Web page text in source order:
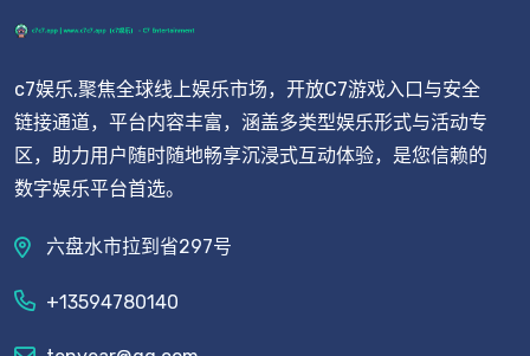
c7娱乐,聚焦全球线上娱乐市场，开放C7游戏入口与安全
链接通道，平台内容丰富，涵盖多类型娱乐形式与活动专
区，助力用户随时随地畅享沉浸式互动体验，是您信赖的
数字娱乐平台首选。
六盘水市拉到省297号
+13594780140